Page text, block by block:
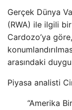
Gerçek Dünya
(RWA) ile ilgili
Cardozo’ya
arasındaki
Piyasa analisti
“Amerika